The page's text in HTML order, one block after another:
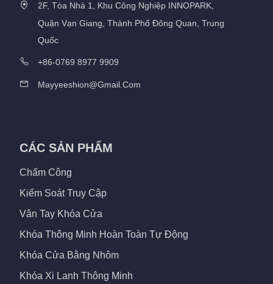
2F, Tòa Nhà 1, Khu Công Nghiệp INNOPARK,
Quận Vạn Giang, Thành Phố Đông Quan, Trung
Quốc
+86-0769 8977 9909
Mayyeeshion@gmail.com
CÁC SẢN PHẨM
Chấm Công
Kiểm Soát Truy Cập
Vân Tay Khóa Cửa
Khóa Thông Minh Hoàn Toàn Tự Động
Khóa Cửa Bằng Nhôm
Khóa Xi Lanh Thông Minh